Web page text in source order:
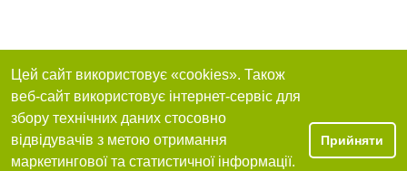
Цей сайт використовує «cookies». Також
веб-сайт використовує інтернет-сервіс для
збору технічних даних стосовно
відвідувачів з метою отримання
маркетингової та статистичної інформації.
Прийняти